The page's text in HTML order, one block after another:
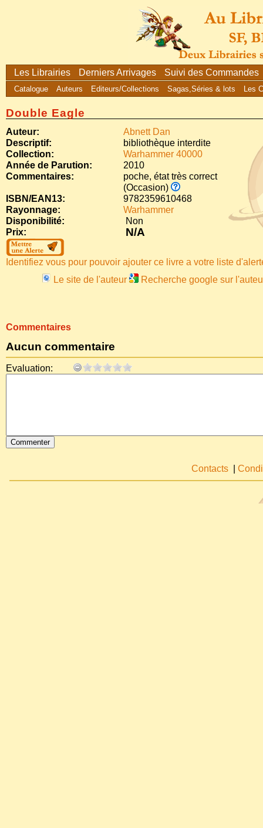
Les Librairies Derniers Arrivages Suivi des Commandes
Catalogue Auteurs Editeurs/Collections Sagas,Séries & lots Les
Double Eagle
Auteur:
Abnett Dan
Descriptif:
bibliothèque interdite
Collection:
Warhammer 40000
Année de Parution:
2010
Commentaires:
poche, état très correct
(Occasion)
ISBN/EAN13:
9782359610468
Rayonnage:
Warhammer
Disponibilité:
Non
Prix:
N/A
Identifiez vous pour pouvoir ajouter ce livre a votre liste
Le site de l'auteur
Recherche google sur
Commentaires
Aucun commentaire
Evaluation:
Contacts |